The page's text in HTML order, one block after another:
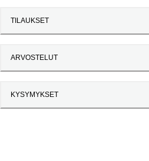
TILAUKSET
ARVOSTELUT
KYSYMYKSET